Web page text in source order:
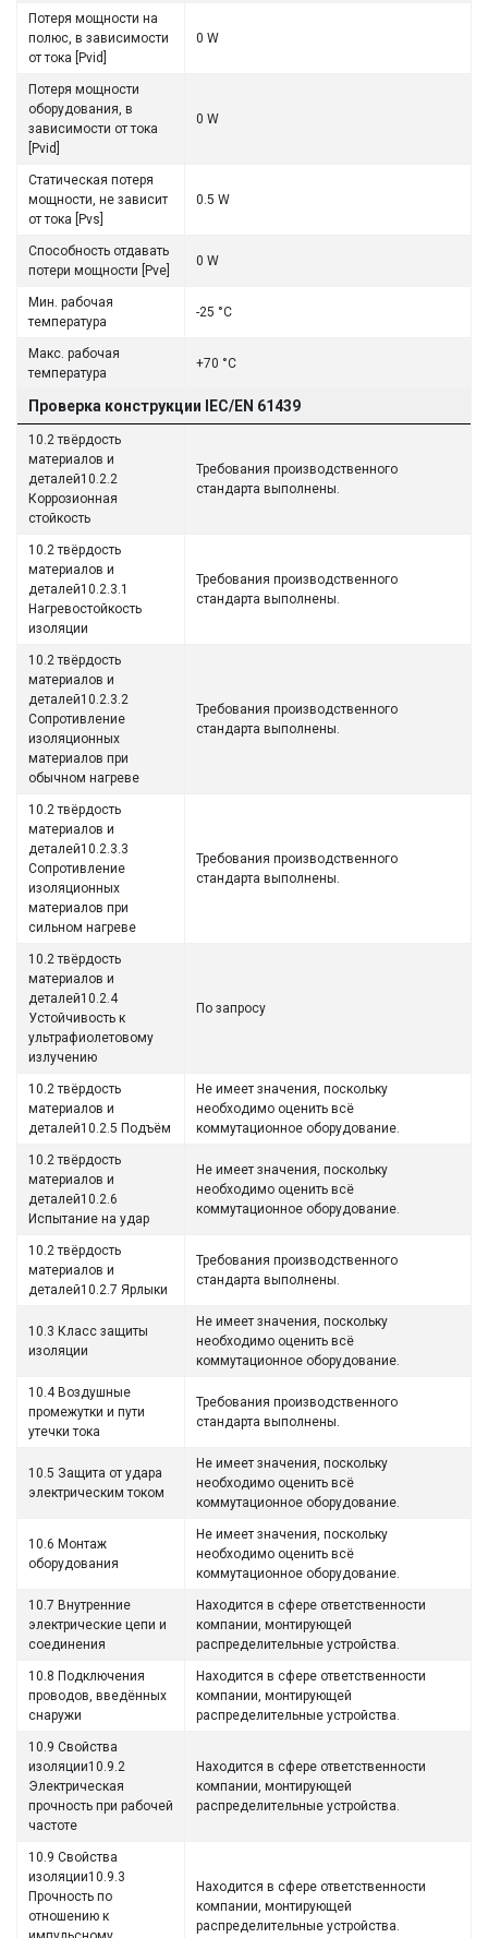
Потеря мощности на
полюс, в зависимости
от тока [Pvid]
0 W
Потеря мощности
оборудования, в
зависимости от тока
[Pvid]
0 W
Статическая потеря
мощности, не зависит
от тока [Pvs]
0.5 W
Способность отдавать
потери мощности [Pve]
0 W
Мин. рабочая
температура
-25 °C
Макс. рабочая
температура
+70 °C
Проверка конструкции IEC/EN 61439
10.2 твёрдость
материалов и
деталей10.2.2
Коррозионная
стойкость
Требования производственного
стандарта выполнены.
10.2 твёрдость
материалов и
деталей10.2.3.1
Нагревостойкость
изоляции
Требования производственного
стандарта выполнены.
10.2 твёрдость
материалов и
деталей10.2.3.2
Сопротивление
изоляционных
материалов при
обычном нагреве
Требования производственного
стандарта выполнены.
10.2 твёрдость
материалов и
деталей10.2.3.3
Сопротивление
изоляционных
материалов при
сильном нагреве
Требования производственного
стандарта выполнены.
10.2 твёрдость
материалов и
деталей10.2.4
Устойчивость к
ультрафиолетовому
излучению
По запросу
10.2 твёрдость
материалов и
деталей10.2.5 Подъём
Не имеет значения, поскольку
необходимо оценить всё
коммутационное оборудование.
10.2 твёрдость
материалов и
деталей10.2.6
Испытание на удар
Не имеет значения, поскольку
необходимо оценить всё
коммутационное оборудование.
10.2 твёрдость
материалов и
деталей10.2.7 Ярлыки
Требования производственного
стандарта выполнены.
10.3 Класс защиты
изоляции
Не имеет значения, поскольку
необходимо оценить всё
коммутационное оборудование.
10.4 Воздушные
промежутки и пути
утечки тока
Требования производственного
стандарта выполнены.
10.5 Защита от удара
электрическим током
Не имеет значения, поскольку
необходимо оценить всё
коммутационное оборудование.
10.6 Монтаж
оборудования
Не имеет значения, поскольку
необходимо оценить всё
коммутационное оборудование.
10.7 Внутренние
электрические цепи и
соединения
Находится в сфере ответственности
компании, монтирующей
распределительные устройства.
10.8 Подключения
проводов, введённых
снаружи
Находится в сфере ответственности
компании, монтирующей
распределительные устройства.
10.9 Свойства
изоляции10.9.2
Электрическая
прочность при рабочей
частоте
Находится в сфере ответственности
компании, монтирующей
распределительные устройства.
10.9 Свойства
изоляции10.9.3
Прочность по
отношению к
Находится в сфере ответственности
компании, монтирующей
распределительные устройства.